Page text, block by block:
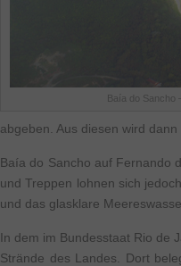
Baía do Sancho
abgeben. Aus diesen wird
Baía do Sancho auf Fernando
und Treppen lohnen sich
und das glasklare
In dem im Bundesstaat Rio de
Strände des Landes. Dort